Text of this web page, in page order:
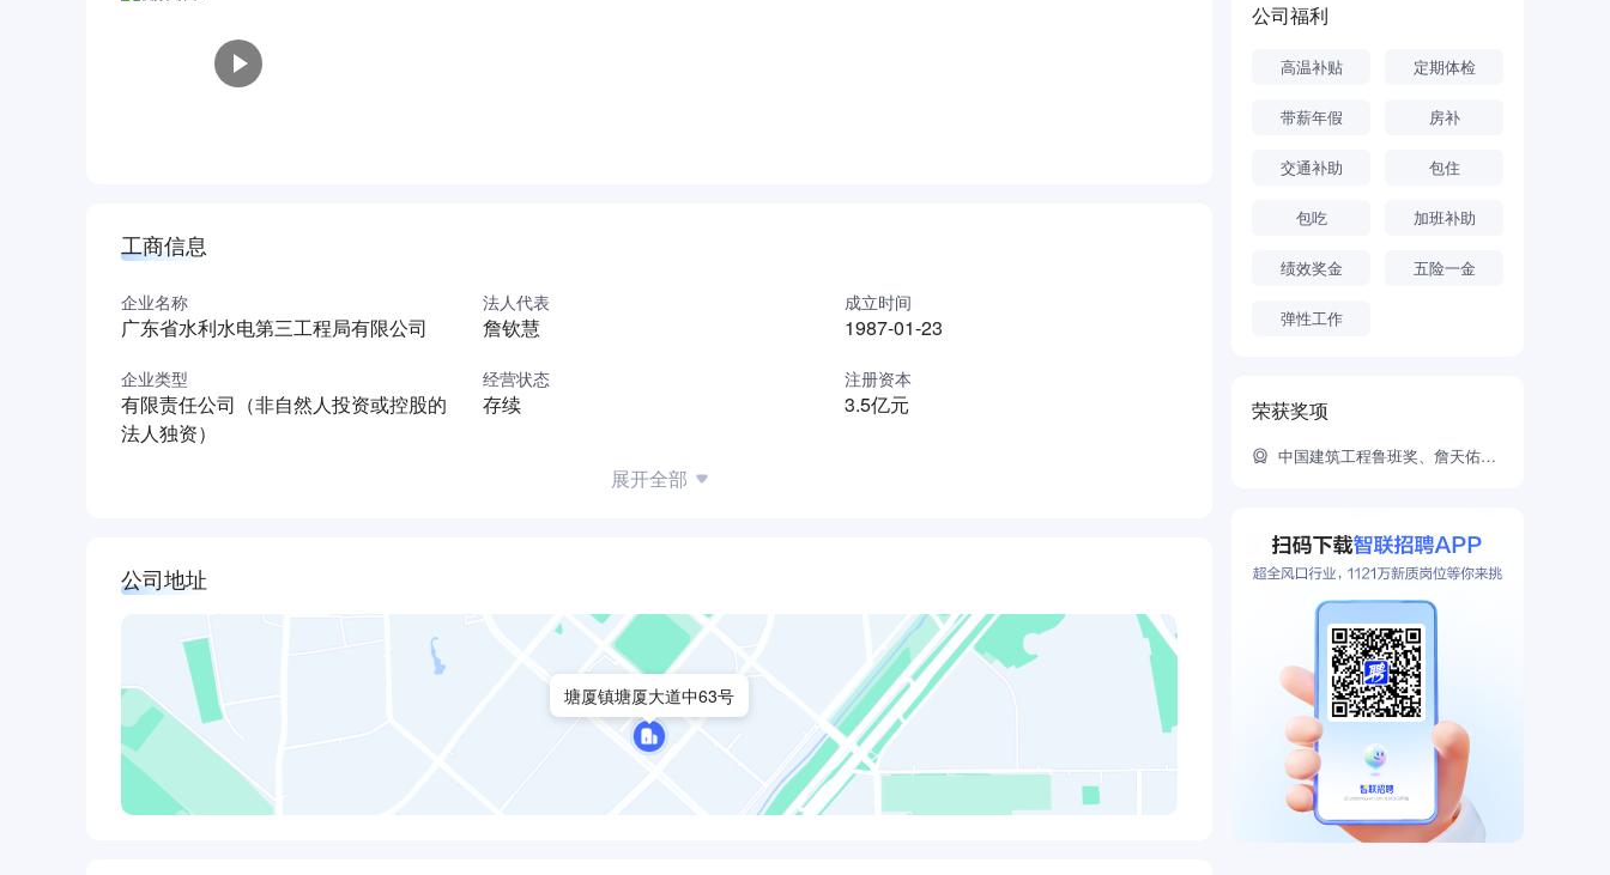
工商信息
企业名称
广东省水利水电第三工程局有限公司
法人代表
詹钦慧
成立时间
1987-01-23
企业类型
有限责任公司（非自然人投资或控股的
法人独资）
经营状态
存续
注册资本
3.5亿元
展开全部
公司地址
塘厦镇塘厦大道中63号
公司福利
高温补贴 定期体检
带薪年假 房补
交通补助 包住
包吃 加班补助
绩效奖金 五险一金
弹性工作
荣获奖项
中国建筑工程鲁班奖、詹天佑土木工程大奖、中国水利工